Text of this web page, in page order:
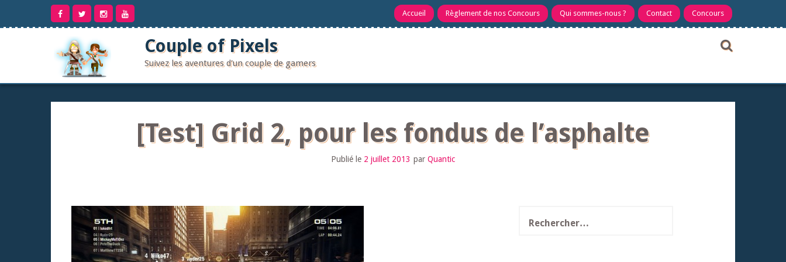
contenu
Accueil Règlement de nos Concours Qui sommes-nous ? Contact Concours
Couple of Pixels
Suivez les aventures d'un couple de gamers
[Test] Grid 2, pour les fondus de l’asphalte
Publié le 2 juillet 2013 par Quantic